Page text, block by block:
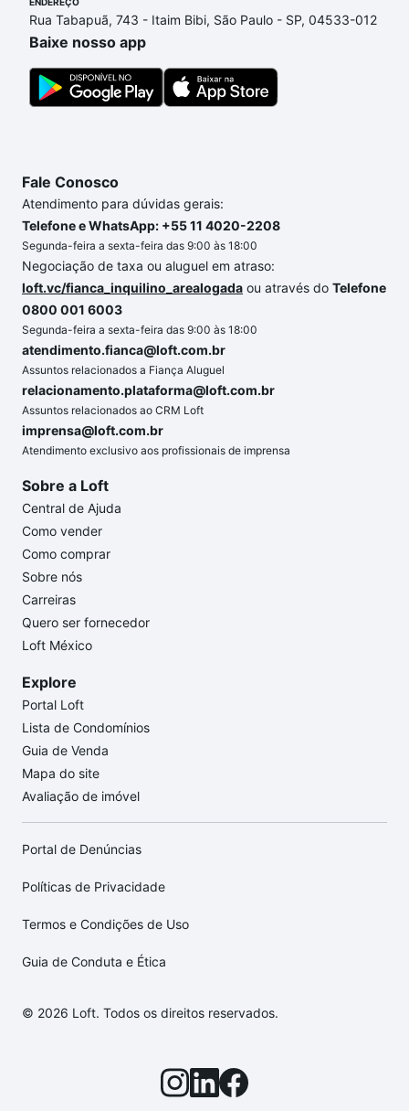
Rua Tabapuã, 743 - Itaim Bibi, São Paulo - SP, 04533-012
Baixe nosso app
Fale Conosco
Atendimento para dúvidas gerais:
Telefone e WhatsApp: +55 11 4020-2208
Segunda-feira a sexta-feira das 9:00 às 18:00
Negociação de taxa ou aluguel em atraso:
loft.vc/fianca_inquilino_arealogada ou através do Telefone
0800 001 6003
Segunda-feira a sexta-feira das 9:00 às 18:00
atendimento.fianca@loft.com.br
Assuntos relacionados a Fiança Aluguel
relacionamento.plataforma@loft.com.br
Assuntos relacionados ao CRM Loft
imprensa@loft.com.br
Atendimento exclusivo aos profissionais de imprensa
Sobre a Loft
Central de Ajuda
Como vender
Como comprar
Sobre nós
Carreiras
Quero ser fornecedor
Loft México
Explore
Portal Loft
Lista de Condomínios
Guia de Venda
Mapa do site
Avaliação de imóvel
Portal de Denúncias
Políticas de Privacidade
Termos e Condições de Uso
Guia de Conduta e Ética
© 2026 Loft. Todos os direitos reservados.